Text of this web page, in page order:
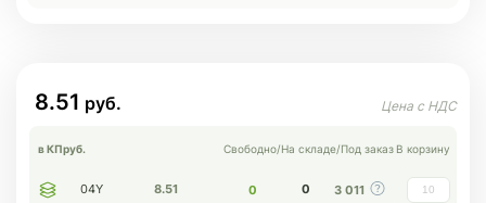
8.51
в КПруб. Свободно/На складе/Под заказ В корзину
04Y 8.51 0 0 3 011